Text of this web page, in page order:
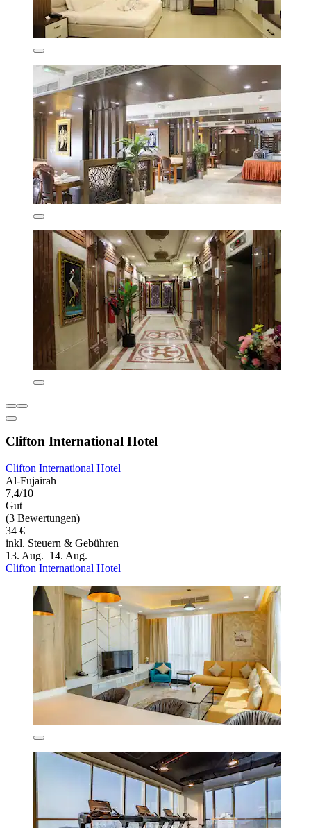
Clifton International Hotel
Clifton International Hotel
Al-Fujairah
7,4/10
Gut
(3 Bewertungen)
34 €
inkl. Steuern & Gebühren
13. Aug.–14. Aug.
Clifton International Hotel